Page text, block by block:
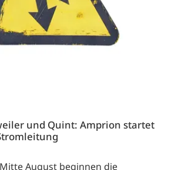
und Quint: Amprion startet
August beginnen die